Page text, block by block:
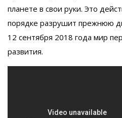
планете в свои руки. Это
порядке разрушит прежнюю
12 сентября 2018 года мир
развития.